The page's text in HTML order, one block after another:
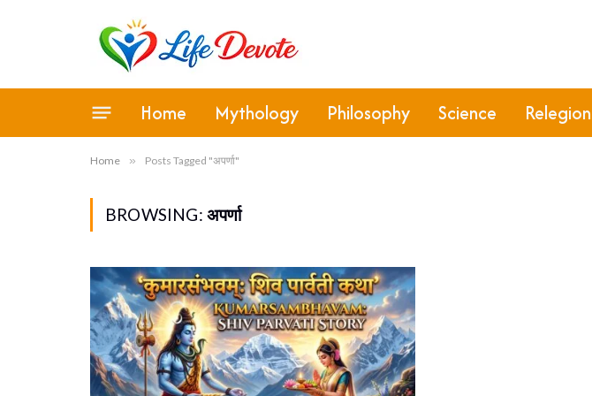
Home Mythology Philosophy Science Relegion
Home » Posts Tagged "अपर्णा"
BROWSING: अपर्णा